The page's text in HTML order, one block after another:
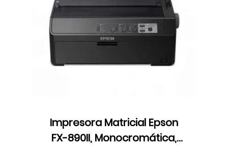
Impresora Matricial Epson
FX-890II, Monocromática,